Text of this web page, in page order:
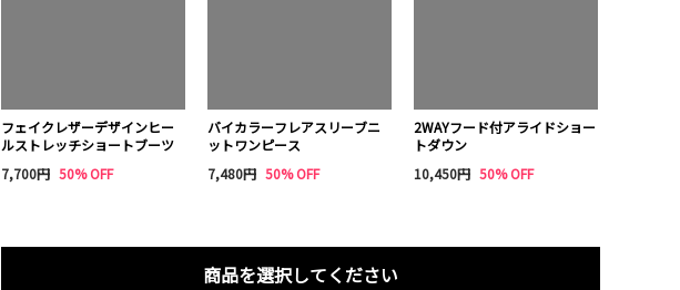
フェイクレザーデザインヒー
ルストレッチショートブーツ
7,700円 50% OFF
バイカラーフレアスリーブニ
ットワンピース
7,480円 50% OFF
2WAYフード付アライドショー
トダウン
10,450円 50% OFF
商品を選択してください